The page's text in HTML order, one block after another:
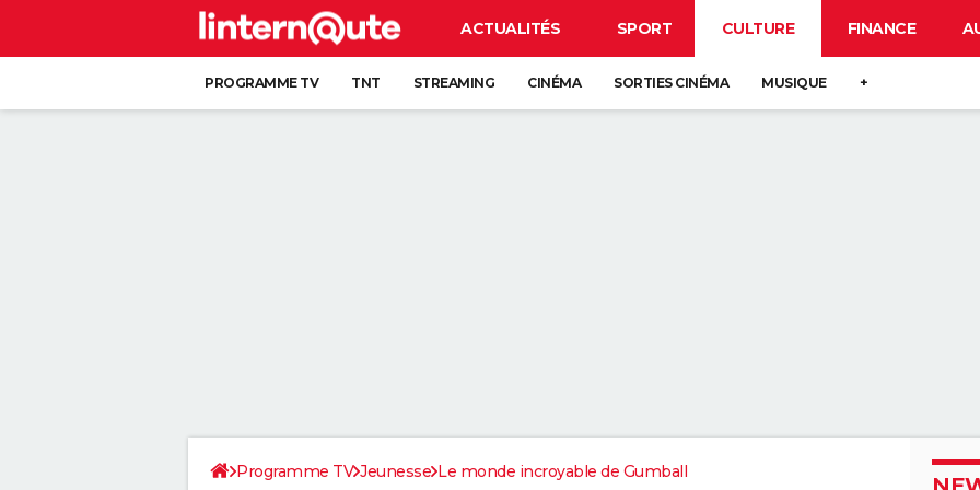
ACTUALITÉS SPORT CULTURE FINANCE
PROGRAMME TV TNT STREAMING CINÉMA SORTIES CINÉMA MUSIQUE +
Programme TV Jeunesse Le monde incroyable de Gumball